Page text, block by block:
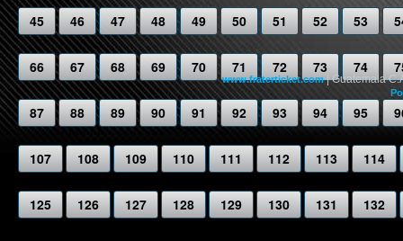
45 46 47 48 49 50 51 52 53
66 67 68 69 70 71 72 73 74
87 88 89 90 91 92 93 94 95
107 108 109 110 111 112 113 114
125 126 127 128 129 130 131 132
www.fraterticket.com | Guatemala